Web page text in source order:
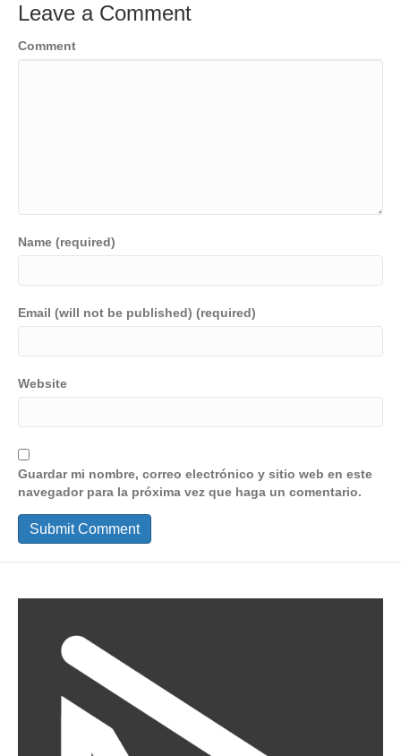
Leave a Comment
Comment
Name (required)
Email (will not be published) (required)
Website
Guardar mi nombre, correo electrónico y sitio web en este
navegador para la próxima vez que haga un comentario.